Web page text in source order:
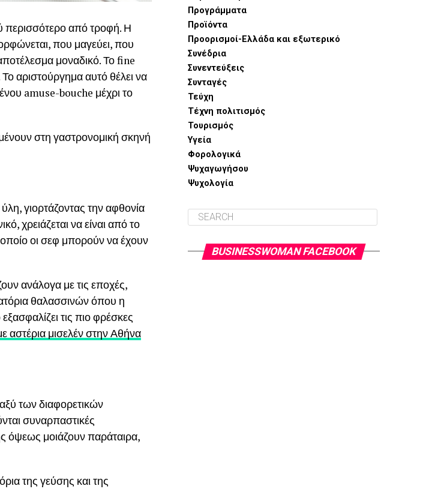
περισσότερο από τροφή. Η
που μαγεύει, που
αποτέλεσμα μοναδικό. Το fine
αριστούργημα αυτό θέλει να
amuse-bouche μέχρι το
στη γαστρονομική σκηνή
γιορτάζοντας την αφθονία
χρειάζεται να είναι από το
οι σεφ μπορούν να έχουν
ανάλογα με τις εποχές,
θαλασσινών όπου η
τις πιο φρέσκες
αστέρια μισελέν στην Αθήνα
των διαφορετικών
συναρπαστικές
όψεως μοιάζουν παράταιρα,
της γεύσης και της
Προγράμματα
Προϊόντα
Προορισμοί-Ελλάδα και εξωτερικό
Συνέδρια
Συνεντεύξεις
Συνταγές
Τεύχη
Τέχνη πολιτισμός
Τουρισμός
Υγεία
Φορολογικά
Ψυχαγωγήσου
Ψυχολογία
BUSINESSWOMAN FACEBOOK